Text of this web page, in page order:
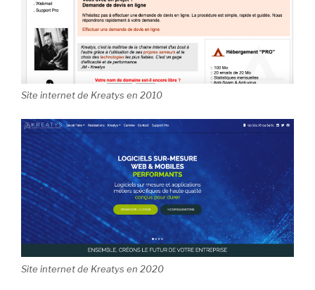
Site internet de Kreatys en 2010
Site internet de Kreatys en 2020